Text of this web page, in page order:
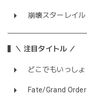
崩壊スターレイル
＼ 注目タイトル ／
どこでもいっしょ
Fate/Grand Order